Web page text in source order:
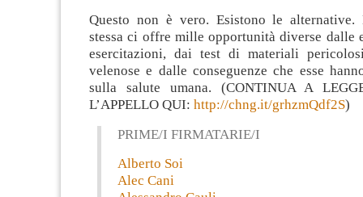
Questo non è vero. Esistono le alternative.
stessa ci offre mille opportunità diverse dalle
esercitazioni, dai test di materiali
velenose e dalle conseguenze che esse
sulla salute umana. (CONTINUA A
L’APPELLO QUI: http://chng.it/grhzmQdf2S)
PRIME/I FIRMATARIE/I
Alberto Soi
Alec Cani